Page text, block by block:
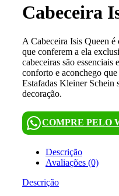
Cabeceira
A Cabeceira Isis Queen
que conferem a ela
cabeceiras são
conforto e aconchego
Estafadas Kleiner Schein
decoração.
COMPRE PELO
Descrição
Avaliações (0)
Descrição